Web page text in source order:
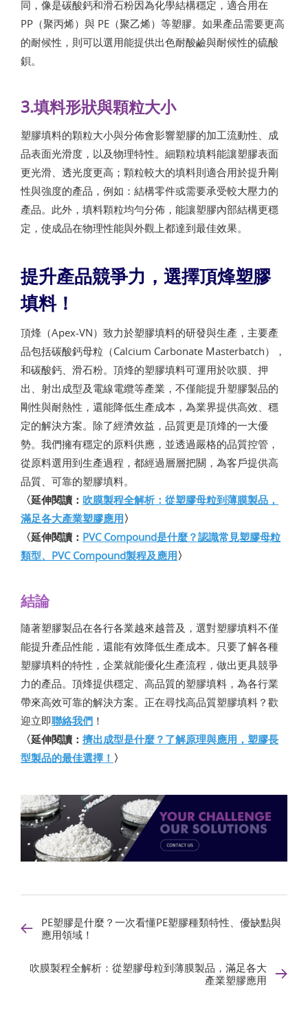
同，像是碳酸鈣和滑石粉因為化學結構穩定，適合用在
PP（聚丙烯）與 PE（聚乙烯）等塑膠。如果產品需要更高
的耐候性，則可以選用能提供出色耐酸鹼與耐候性的硫酸
鋇。
3.填料形狀與顆粒大小
塑膠填料的顆粒大小與分佈會影響塑膠的加工流動性、成
品表面光滑度，以及物理特性。細顆粒填料能讓塑膠表面
更光滑、透光度更高；顆粒較大的填料則適合用於提升剛
性與強度的產品，例如：結構零件或需要承受較大壓力的
產品。此外，填料顆粒均勻分佈，能讓塑膠內部結構更穩
定，使成品在物理性能與外觀上都達到最佳效果。
提升產品競爭力，選擇頂烽塑膠
填料！
頂烽（Apex-VN）致力於塑膠填料的研發與生產，主要產
品包括碳酸鈣母粒（Calcium Carbonate Masterbatch），
和碳酸鈣、滑石粉。頂烽的塑膠填料可運用於吹膜、押
出、射出成型及電線電纜等產業，不僅能提升塑膠製品的
剛性與耐熱性，還能降低生產成本，為業界提供高效、穩
定的解決方案。除了經濟效益，品質更是頂烽的一大優
勢。我們擁有穩定的原料供應，並透過嚴格的品質控管，
從原料選用到生產過程，都經過層層把關，為客戶提供高
品質、可靠的塑膠填料。
〈延伸閱讀： 吹膜製程全解析：從塑膠母粒到薄膜製品，
滿足各大產業塑膠應用〉
〈延伸閱讀： PVC Compound是什麼？認識常見塑膠母粒
類型、PVC Compound製程及應用〉
結論
隨著塑膠製品在各行各業越來越普及，選對塑膠填料不僅
能提升產品性能，還能有效降低生產成本。只要了解各種
塑膠填料的特性，企業就能優化生產流程，做出更具競爭
力的產品。頂烽提供穩定、高品質的塑膠填料，為各行業
帶來高效可靠的解決方案。正在尋找高品質塑膠填料？歡
迎立即聯絡我們 ！
〈延伸閱讀： 擠出成型是什麼？了解原理與應用，塑膠長
型製品的最佳選擇！ 〉
PE塑膠是什麼？一次看懂PE塑膠種類特性、優缺點與
應用領域！
吹膜製程全解析：從塑膠母粒到薄膜製品，滿足各大
產業塑膠應用